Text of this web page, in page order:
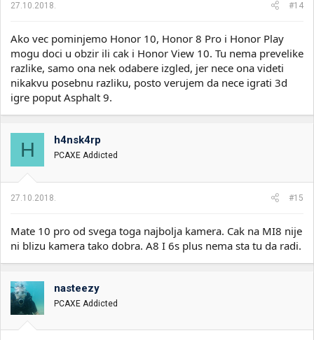
27.10.2018. #14
Ako vec pominjemo Honor 10, Honor 8 Pro i Honor Play
mogu doci u obzir ili cak i Honor View 10. Tu nema prevelike
razlike, samo ona nek odabere izgled, jer nece ona videti
nikakvu posebnu razliku, posto verujem da nece igrati 3d
igre poput Asphalt 9.
H h4nsk4rp
PCAXE Addicted
27.10.2018. #15
Mate 10 pro od svega toga najbolja kamera. Cak na MI8 nije
ni blizu kamera tako dobra. A8 I 6s plus nema sta tu da radi.
nasteezy
PCAXE Addicted